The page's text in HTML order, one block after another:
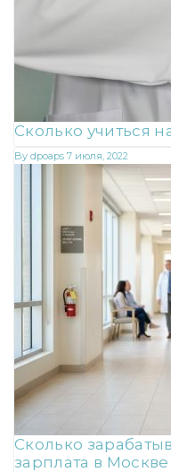
Сколько учиться
By dpoaps 7 июля, 2022
Сколько
зарплата в